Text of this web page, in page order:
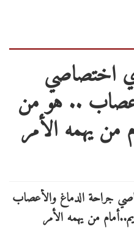
اختصاصي
.. هو من
من يهمه الأمر